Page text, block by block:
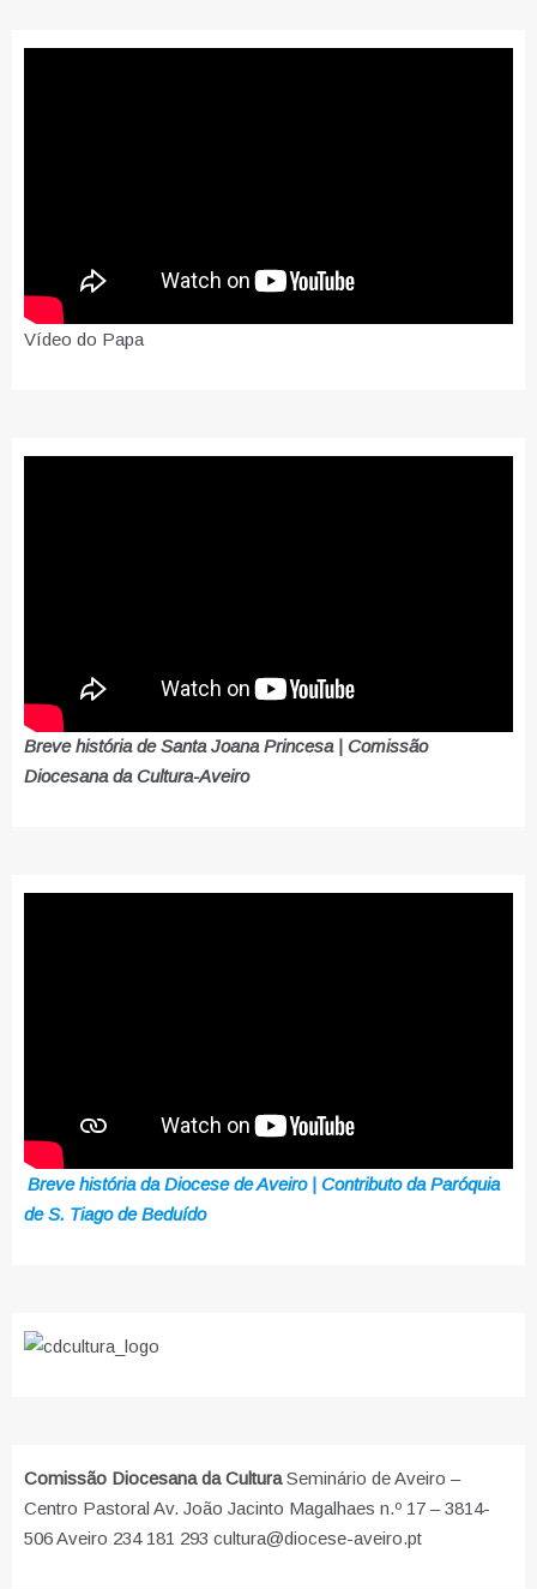
Vídeo do Papa
Breve história de Santa Joana Princesa | Comissão
Diocesana da Cultura-Aveiro
Breve história da Diocese de Aveiro | Contributo da Paróquia
de S. Tiago de Beduído
Comissão Diocesana da CulturaSeminário de Aveiro –
Centro Pastoral Av. João Jacinto Magalhaes n.º 17 – 3814-
506 Aveiro 234 181 293 cultura@diocese-aveiro.pt